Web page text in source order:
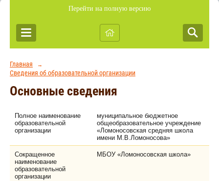
Перейти на полную версию
Главная →
Сведения об образовательной организации
Основные сведения
Полное наименование
образовательной
организации
муниципальное бюджетное
общеобразовательное учреждение
«Ломоносовская средняя школа
имени М.В.Ломоносова»
Сокращенное
наименование
образовательной
организации
МБОУ «Ломоносовская школа»